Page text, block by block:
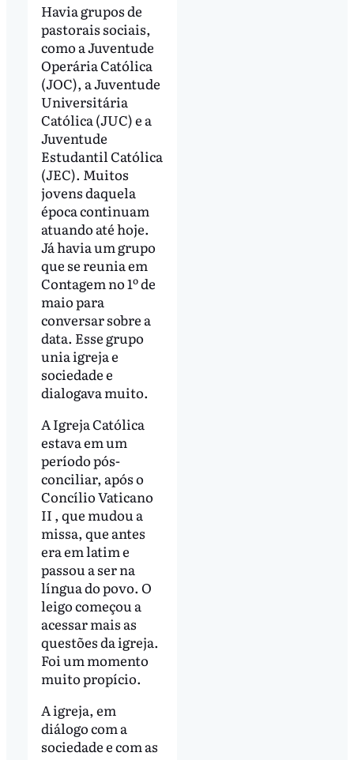
Havia grupos de
pastorais sociais,
como a Juventude
Operária Católica
(JOC), a Juventude
Universitária
Católica (JUC) e a
Juventude
Estudantil Católica
(JEC). Muitos
jovens daquela
época continuam
atuando até hoje.
Já havia um grupo
que se reunia em
Contagem no 1º de
maio para
conversar sobre a
data. Esse grupo
unia igreja e
sociedade e
dialogava muito.
A Igreja Católica
estava em um
período pós-
conciliar, após o
Concílio Vaticano
II , que mudou a
missa, que antes
era em latim e
passou a ser na
língua do povo. O
leigo começou a
acessar mais as
questões da igreja.
Foi um momento
muito propício.
A igreja, em
diálogo com a
sociedade e com as